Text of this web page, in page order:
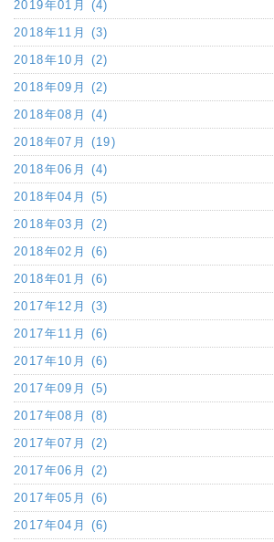
2019年01月 (4)
2018年11月 (3)
2018年10月 (2)
2018年09月 (2)
2018年08月 (4)
2018年07月 (19)
2018年06月 (4)
2018年04月 (5)
2018年03月 (2)
2018年02月 (6)
2018年01月 (6)
2017年12月 (3)
2017年11月 (6)
2017年10月 (6)
2017年09月 (5)
2017年08月 (8)
2017年07月 (2)
2017年06月 (2)
2017年05月 (6)
2017年04月 (6)